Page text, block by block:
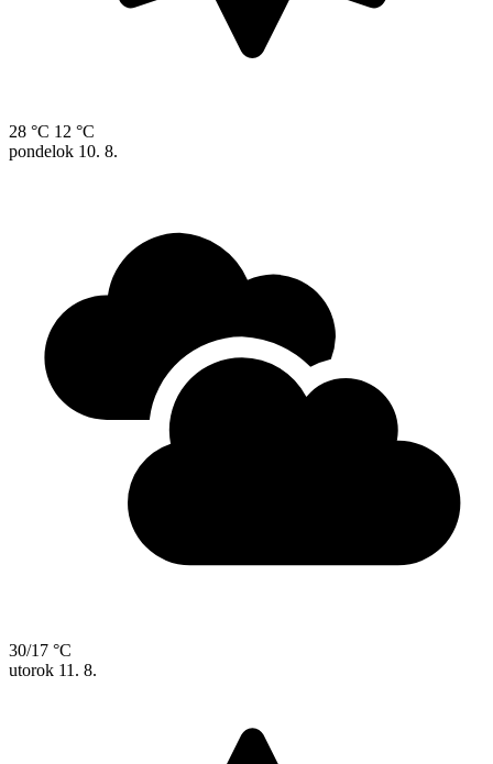
28 °C 12 °C
pondelok 10. 8.
30/17 °C
utorok 11. 8.